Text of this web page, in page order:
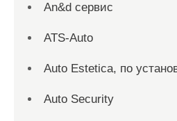
An&d сервис
ATS-Auto
Auto Estetica, по
Auto Security